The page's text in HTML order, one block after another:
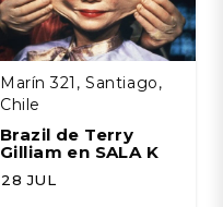
Marín 321, Santiago,
Chile
Brazil de Terry
Gilliam en SALA K
28 JUL